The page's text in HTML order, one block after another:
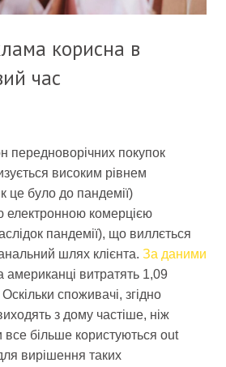
корисна в
час
передноворічних покупок
високим рівнем
це було до пандемії)
електронною комерцією
пандемії), що виллється
шлях клієнта. За даними
американці витратять 1,09
споживачі, згідно
з дому частіше, ніж
все більше користуються out
вирішення таких